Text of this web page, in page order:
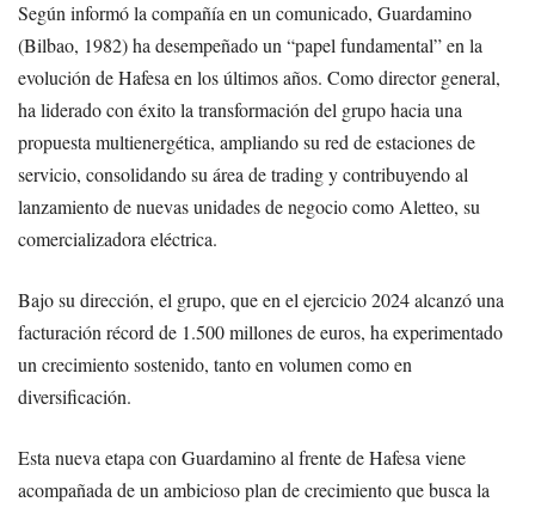
Según informó la compañía en un comunicado, Guardamino
(Bilbao, 1982) ha desempeñado un “papel fundamental” en la
evolución de Hafesa en los últimos años. Como director general,
ha liderado con éxito la transformación del grupo hacia una
propuesta multienergética, ampliando su red de estaciones de
servicio, consolidando su área de trading y contribuyendo al
lanzamiento de nuevas unidades de negocio como Aletteo, su
comercializadora eléctrica.
Bajo su dirección, el grupo, que en el ejercicio 2024 alcanzó una
facturación récord de 1.500 millones de euros, ha experimentado
un crecimiento sostenido, tanto en volumen como en
diversificación.
Esta nueva etapa con Guardamino al frente de Hafesa viene
acompañada de un ambicioso plan de crecimiento que busca la